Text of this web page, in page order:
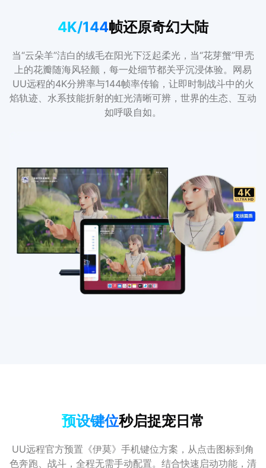
4K/144帧还原奇幻大陆
当“云朵羊”洁白的绒毛在阳光下泛起柔光，当“花芽蟹”甲壳
上的花瓣随海风轻颤，每一处细节都关乎沉浸体验。网易
UU远程的4K分辨率与144帧率传输，让即时制战斗中的火
焰轨迹、水系技能折射的虹光清晰可辨，世界的生态、互动
如呼吸自如。
预设键位秒启捉宠日常
UU远程官方预置《伊莫》手机键位方案，从点击图标到角
色奔跑、战斗，全程无需手动配置。结合快速启动功能，清